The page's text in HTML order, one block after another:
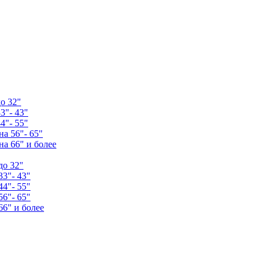
32"
43"
55"
56"- 65"
66" и более
32"
43"
55"
65"
и более